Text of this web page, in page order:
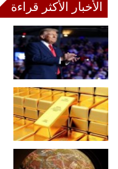
الأخبار الأكثر قراءة